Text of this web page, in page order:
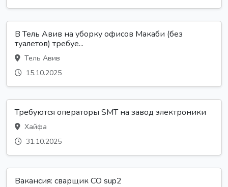
В Тель Авив на уборку офисов Макаби (без
туалетов) требуе...
Тель Авив
15.10.2025
Требуются операторы SMT на завод электроники
Хайфа
31.10.2025
Вакансия: сварщик CO sup2